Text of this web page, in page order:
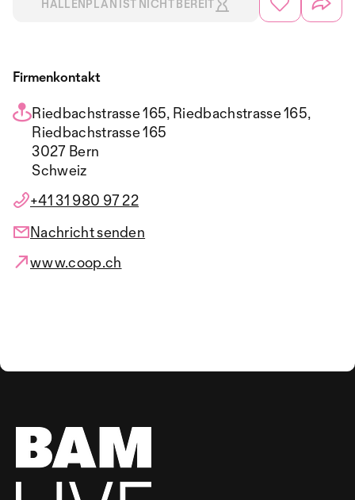
HALLENPLAN IST NICHT BEREIT
Firmenkontakt
Riedbachstrasse 165, Riedbachstrasse 165,
Riedbachstrasse 165
3027 Bern
Schweiz
+41 31 980 97 22
Nachricht senden
www.coop.ch